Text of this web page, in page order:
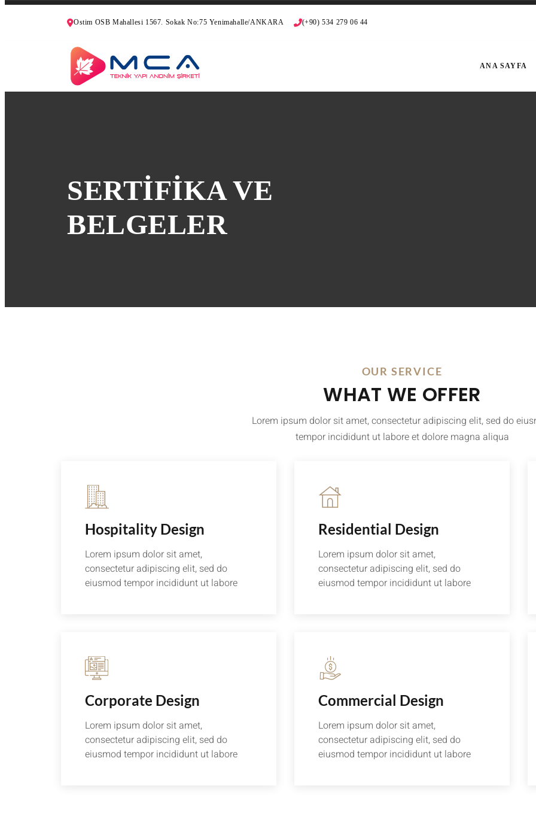
Ostim OSB Mahallesi 1567. Sokak No:75 Yenimahalle/ANKARA (+90) 534 279 06 44
ANA SAYFA
SERTİFİKA VE
BELGELER
OUR SERVICE
WHAT WE OFFER
Lorem ipsum dolor sit amet, consectetur adipiscing elit, sed do
tempor incididunt ut labore et dolore magna aliqua
Hospitality Design
Lorem ipsum dolor sit amet,
consectetur adipiscing elit, sed do
eiusmod tempor incididunt ut labore
Residential Design
Lorem ipsum dolor sit amet,
consectetur adipiscing elit, sed do
eiusmod tempor incididunt ut labore
Corporate Design
Lorem ipsum dolor sit amet,
consectetur adipiscing elit, sed do
eiusmod tempor incididunt ut labore
Commercial Design
Lorem ipsum dolor sit amet,
consectetur adipiscing elit, sed do
eiusmod tempor incididunt ut labore